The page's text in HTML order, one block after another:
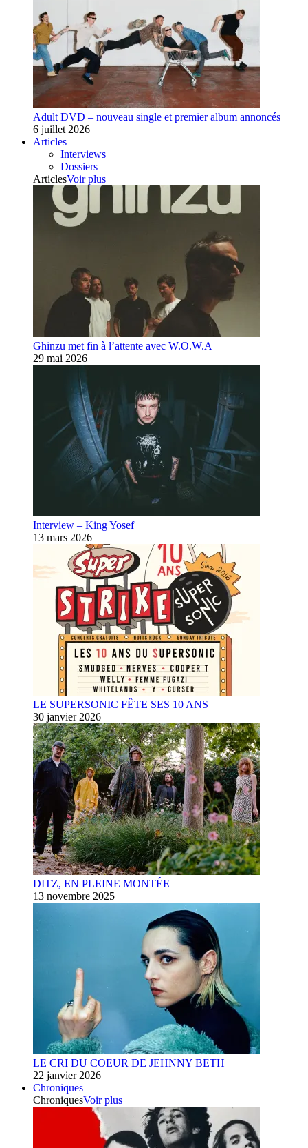
Adult DVD – nouveau single et premier album annoncés
6 juillet 2026
Articles
Interviews
Dossiers
ArticlesVoir plus
Ghinzu met fin à l’attente avec W.O.W.A
29 mai 2026
Interview – King Yosef
13 mars 2026
LE SUPERSONIC FÊTE SES 10 ANS
30 janvier 2026
DITZ, EN PLEINE MONTÉE
13 novembre 2025
LE CRI DU COEUR DE JEHNNY BETH
22 janvier 2026
Chroniques
ChroniquesVoir plus